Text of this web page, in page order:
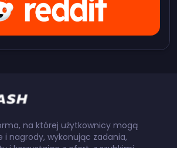
na której użytkownicy mogą
i nagrody, wykonując zadania,